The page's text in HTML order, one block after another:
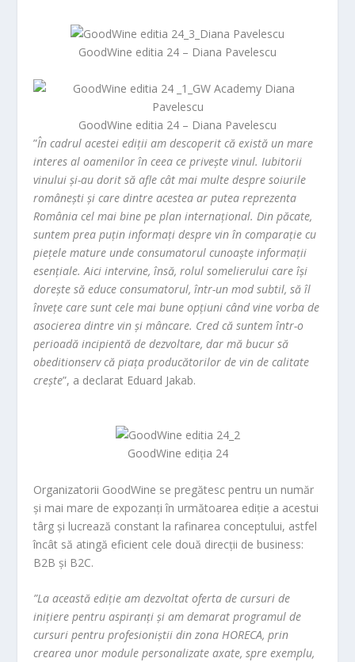
GoodWine editia 24 – Diana Pavelescu
GoodWine editia 24 – Diana Pavelescu
”În cadrul acestei ediții am descoperit că există un mare
interes al oamenilor în ceea ce privește vinul. Iubitorii
vinului și-au dorit să afle cât mai multe despre soiurile
românești și care dintre acestea ar putea reprezenta
România cel mai bine pe plan internațional. Din păcate,
suntem prea puțin informați despre vin în comparație cu
piețele mature unde consumatorul cunoaște informații
esențiale. Aici intervine, însă, rolul somelierului care își
dorește să educe consumatorul, într-un mod subtil, să îl
învețe care sunt cele mai bune opțiuni când vine vorba de
asocierea dintre vin și mâncare. Cred că suntem într-o
perioadă incipientă de dezvoltare, dar mă bucur să
obeditionserv că piața producătorilor de vin de calitate
crește”, a declarat Eduard Jakab.
GoodWine ediția 24
Organizatorii GoodWine se pregătesc pentru un număr
și mai mare de expozanți în următoarea ediție a acestui
târg și lucrează constant la rafinarea conceptului, astfel
încât să atingă eficient cele două direcții de business:
B2B și B2C.
”La această ediție am dezvoltat oferta de cursuri de
inițiere pentru aspiranți și am demarat programul de
cursuri pentru profesioniștii din zona HORECA, prin
crearea unor module personalizate axate, spre exemplu,